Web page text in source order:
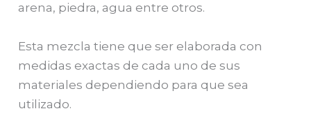
arena, piedra, agua entre otros.
Esta mezcla tiene que ser elaborada con
medidas exactas de cada uno de sus
materiales dependiendo para que sea
utilizado.